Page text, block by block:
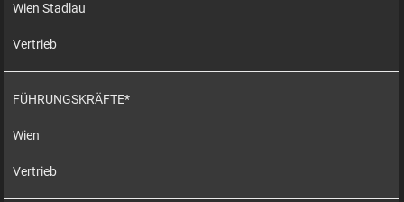
Wien Stadlau
Vertrieb
FÜHRUNGSKRÄFTE*
Wien
Vertrieb